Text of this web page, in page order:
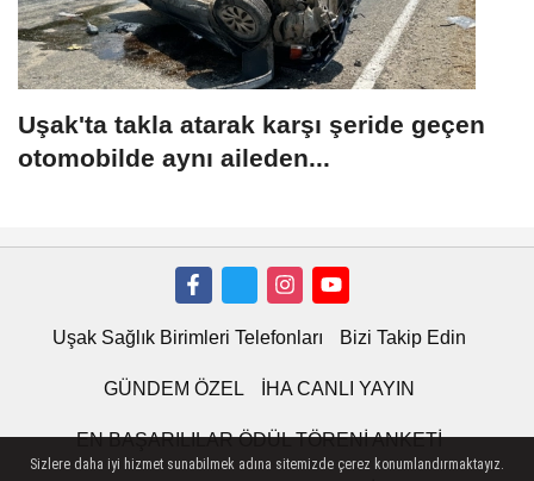
Uşak'ta takla atarak karşı şeride geçen
otomobilde aynı aileden...
Uşak Sağlık Birimleri Telefonları Bizi Takip Edin
GÜNDEM ÖZEL İHA CANLI YAYIN
EN BAŞARILILAR ÖDÜL TÖRENİ ANKETİ
Sizlere daha iyi hizmet sunabilmek adına sitemizde çerez konumlandırmaktayız.